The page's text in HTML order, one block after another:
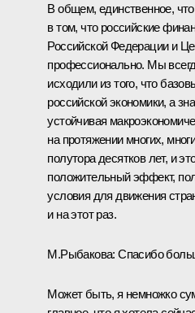
В общем, единственное, что
в том, что российские
Российской Федерации и
профессионально. Мы
исходили из того, что
российской экономики, а
устойчивая
на протяжении многих,
полутора десятков лет, и
положительный эффект,
условия для движения
и на этот раз.
М.Рыбакова:Спасибо
Может быть, я немножко